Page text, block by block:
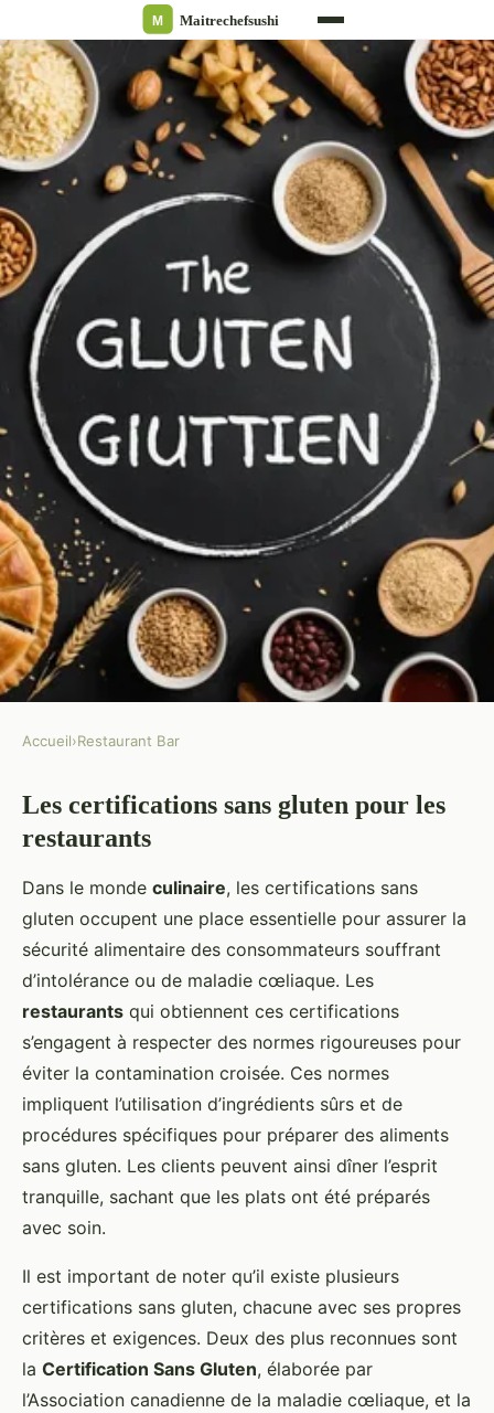
L'ensemble des certifications
sans gluten pour les restaurants
Camille• 26 novembre 2024• 7 min de lecture
Accueil›Restaurant Bar
Les certifications sans gluten pour les
restaurants
Dans le monde culinaire, les certifications sans
gluten occupent une place essentielle pour assurer la
sécurité alimentaire des consommateurs souffrant
d’intolérance ou de maladie cœliaque. Les
restaurants qui obtiennent ces certifications
s’engagent à respecter des normes rigoureuses pour
éviter la contamination croisée. Ces normes
impliquent l’utilisation d’ingrédients sûrs et de
procédures spécifiques pour préparer des aliments
sans gluten. Les clients peuvent ainsi dîner l’esprit
tranquille, sachant que les plats ont été préparés
avec soin.
Il est important de noter qu’il existe plusieurs
certifications sans gluten, chacune avec ses propres
critères et exigences. Deux des plus reconnues sont
la Certification Sans Gluten, élaborée par
l’Association canadienne de la maladie cœliaque, et la